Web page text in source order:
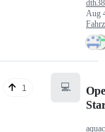
Aug
1 💻